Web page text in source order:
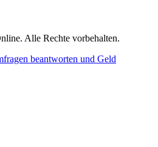
Alle Rechte vorbehalten.